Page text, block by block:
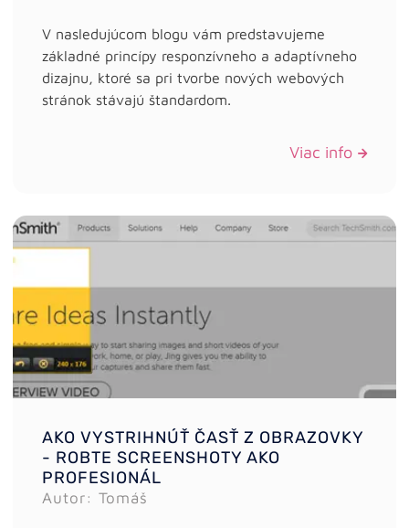
V nasledujúcom blogu vám predstavujeme
základné princípy responzívneho a adaptívneho
dizajnu, ktoré sa pri tvorbe nových webových
stránok stávajú štandardom.
Viac info
AKO VYSTRIHNÚŤ ČASŤ Z OBRAZOVKY
- ROBTE SCREENSHOTY AKO
PROFESIONÁL
Autor: Tomáš